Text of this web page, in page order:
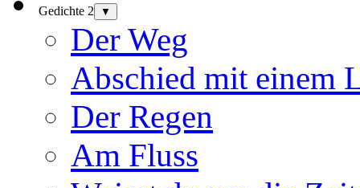
Gedichte 2 ▼
Der Weg
Abschied mit einem
Der Regen
Am Fluss